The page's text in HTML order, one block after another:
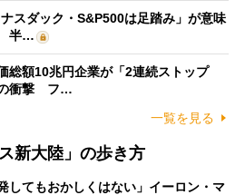
ナスダック・S&P500は足踏み」が意味
半…
総額10兆円企業が「2連続ストップ
の衝撃 フ…
一覧を見る
新大陸」の歩き方
してもおかしくはない」イーロン・マ